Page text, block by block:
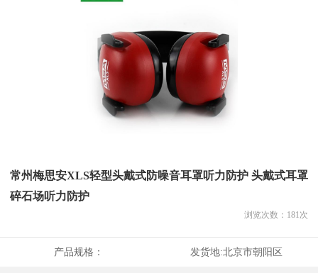
常州梅思安XLS轻型头戴式防噪音耳罩听力防护 头戴式耳罩
碎石场听力防护
浏览次数： 181次
产品规格： 发货地:北京市朝阳区